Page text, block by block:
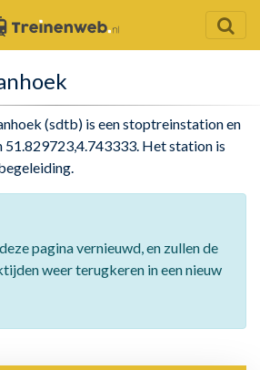
(sdtb) is een stoptreinstation en
Het station is
pagina vernieuwd, en zullen de
weer terugkeren in een nieuw